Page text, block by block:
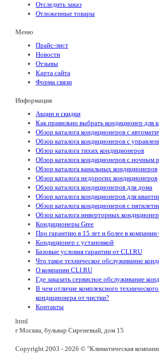
Отследить заказ
Отложенные товары
Меню
Прайс-лист
Новости
Отзывы
Карта сайта
Форма связи
Информация
Акции и скидки
Как правильно выбрать кондиционер для
Обзор каталога кондиционеров с
Обзор каталога кондиционеров с
Обзор каталога тихих кондиционеров
Обзор каталога кондиционеров с ночным
Обзор каталога канальных кондиционеров
Обзор каталога недорогих кондиционеров
Обзор каталога кондиционеров для дома
Обзор каталога кондиционеров для
Обзор каталога кондиционеров с
Обзор каталога инверторных
Кондиционеры Gree
Про гарантию в 15 лет и более в
Кондиционер с установкой
Базовые условия гарантии от CLI.RU
Что такое техническое обслуживание
О компании CLI.RU
Где заказать сервисное обслуживание
В чем отличие комплексного
кондиционера от чистки?
Контакты
html
г Москва, бульвар Сиреневый, дом 15
Copyright 2003 - 2026 © "Климатическая